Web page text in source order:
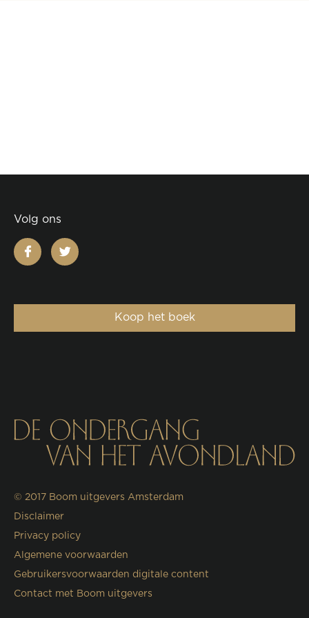
Volg ons
facebooktwitter
Koop het boek
© 2017 Boom uitgevers Amsterdam
Disclaimer
Privacy policy
Algemene voorwaarden
Gebruikersvoorwaarden digitale content
Contact met Boom uitgevers